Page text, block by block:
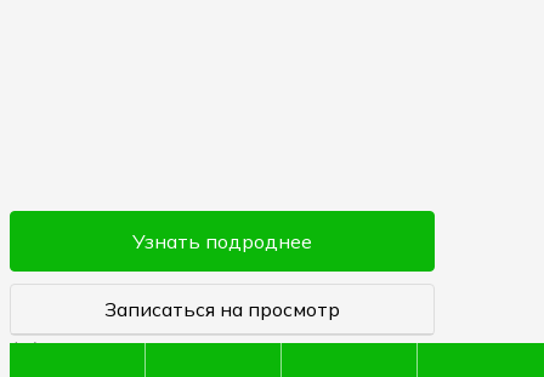
Узнать подроднее
Записаться на просмотр